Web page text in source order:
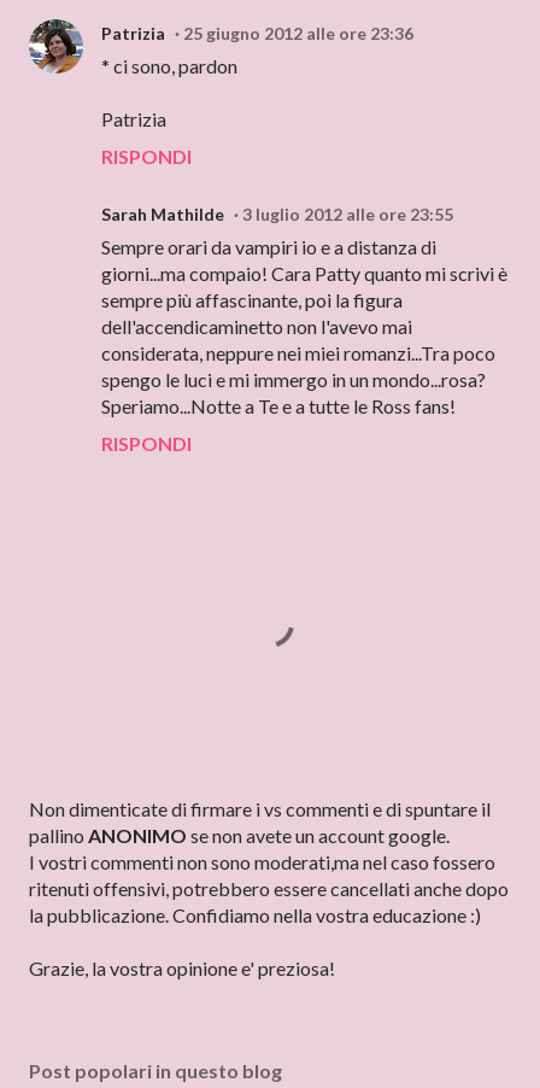
Patrizia 25 giugno 2012 alle ore 23:36
* ci sono, pardon
Patrizia
RISPONDI
Sarah Mathilde 3 luglio 2012 alle ore 23:55
Sempre orari da vampiri io e a distanza di
giorni...ma compaio! Cara Patty quanto mi scrivi è
sempre più affascinante, poi la figura
dell'accendicaminetto non l'avevo mai
considerata, neppure nei miei romanzi...Tra poco
spengo le luci e mi immergo in un mondo...rosa?
Speriamo...Notte a Te e a tutte le Ross fans!
RISPONDI
P
o
s
t
a
n
m
Non dimenticate di firmare i vs commenti e di spuntare il
pallino ANONIMO se non avete un account google.
I vostri commenti non sono moderati,ma nel caso fossero
ritenuti offensivi, potrebbero essere cancellati anche dopo
la pubblicazione. Confidiamo nella vostra educazione :)
Grazie, la vostra opinione e' preziosa!
Post popolari in questo blog